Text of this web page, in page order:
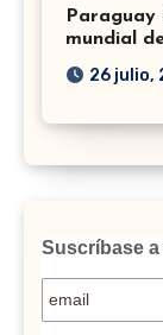
Paraguay
mundial
26 julio,
Suscríbase